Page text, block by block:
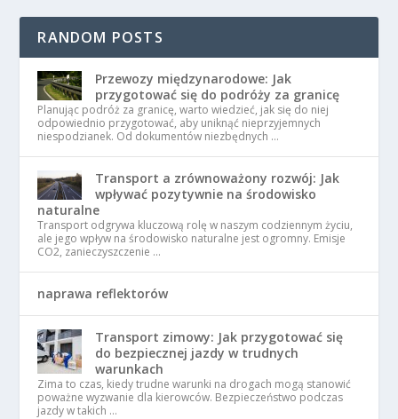
RANDOM POSTS
Przewozy międzynarodowe: Jak
przygotować się do podróży za granicę
Planując podróż za granicę, warto wiedzieć, jak się do niej
odpowiednio przygotować, aby uniknąć nieprzyjemnych
niespodzianek. Od dokumentów niezbędnych …
Transport a zrównoważony rozwój: Jak
wpływać pozytywnie na środowisko
naturalne
Transport odgrywa kluczową rolę w naszym codziennym życiu,
ale jego wpływ na środowisko naturalne jest ogromny. Emisje
CO2, zanieczyszczenie …
naprawa reflektorów
Transport zimowy: Jak przygotować się
do bezpiecznej jazdy w trudnych
warunkach
Zima to czas, kiedy trudne warunki na drogach mogą stanowić
poważne wyzwanie dla kierowców. Bezpieczeństwo podczas
jazdy w takich …